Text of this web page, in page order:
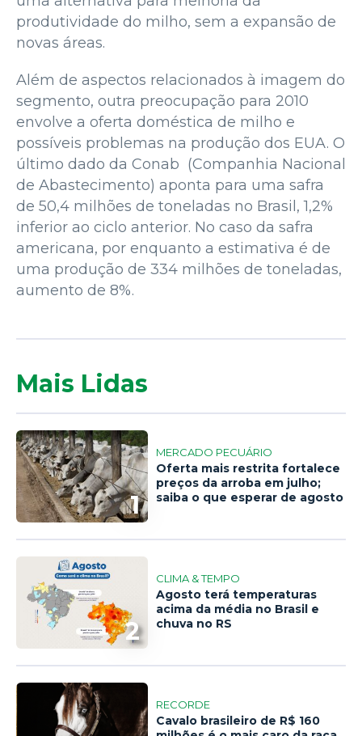
produtividade do milho, sem a expansão de
novas áreas.
Além de aspectos relacionados à imagem do
segmento, outra preocupação para 2010
envolve a oferta doméstica de milho e
possíveis problemas na produção dos EUA. O
último dado da Conab (Companhia Nacional
de Abastecimento) aponta para uma safra
de 50,4 milhões de toneladas no Brasil, 1,2%
inferior ao ciclo anterior. No caso da safra
americana, por enquanto a estimativa é de
uma produção de 334 milhões de toneladas,
aumento de 8%.
Mais Lidas
1
MERCADO PECUÁRIO
Oferta mais restrita fortalece
preços da arroba em julho;
saiba o que esperar de agosto
2
CLIMA & TEMPO
Agosto terá temperaturas
acima da média no Brasil e
chuva no RS
RECORDE
Cavalo brasileiro de R$ 160